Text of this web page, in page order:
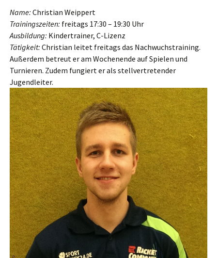
Name: Christian Weippert
Trainingszeiten: freitags 17:30 – 19:30 Uhr
Ausbildung: Kindertrainer, C-Lizenz
Tätigkeit: Christian leitet freitags das Nachwuchstraining.
Außerdem betreut er am Wochenende auf Spielen und
Turnieren. Zudem fungiert er als stellvertretender
Jugendleiter.